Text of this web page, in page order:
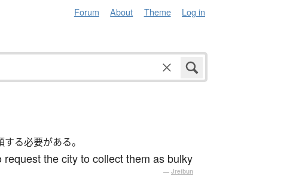
Forum About Theme Log in
る必要がある。
the city to collect them as bulky
— Jreibun